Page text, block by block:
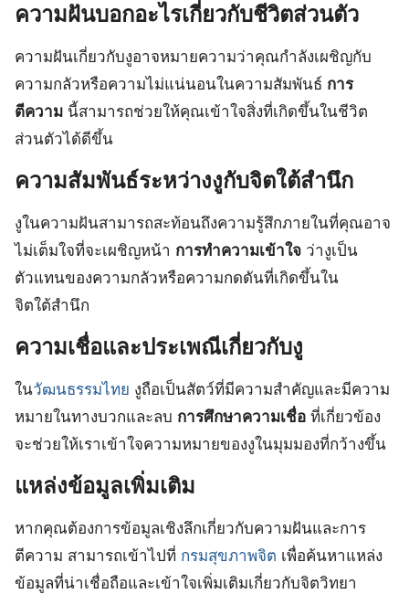
ความฝันบอกอะไรเกี่ยวกับชีวิตส่วนตัว
ความฝันเกี่ยวกับงูอาจหมายความว่าคุณกำลังเผชิญกับ
ความกลัวหรือความไม่แน่นอนในความสัมพันธ์ การ
ตีความ นี้สามารถช่วยให้คุณเข้าใจสิ่งที่เกิดขึ้นในชีวิต
ส่วนตัวได้ดีขึ้น
ความสัมพันธ์ระหว่างงูกับจิตใต้สำนึก
งูในความฝันสามารถสะท้อนถึงความรู้สึกภายในที่คุณอาจ
ไม่เต็มใจที่จะเผชิญหน้า การทำความเข้าใจ ว่างูเป็น
ตัวแทนของความกลัวหรือความกดดันที่เกิดขึ้นใน
จิตใต้สำนึก
ความเชื่อและประเพณีเกี่ยวกับงู
ในวัฒนธรรมไทย งูถือเป็นสัตว์ที่มีความสำคัญและมีความ
หมายในทางบวกและลบ การศึกษาความเชื่อ ที่เกี่ยวข้อง
จะช่วยให้เราเข้าใจความหมายของงูในมุมมองที่กว้างขึ้น
แหล่งข้อมูลเพิ่มเติม
หากคุณต้องการข้อมูลเชิงลึกเกี่ยวกับความฝันและการ
ตีความ สามารถเข้าไปที่ กรมสุขภาพจิต เพื่อค้นหาแหล่ง
ข้อมูลที่น่าเชื่อถือและเข้าใจเพิ่มเติมเกี่ยวกับจิตวิทยา